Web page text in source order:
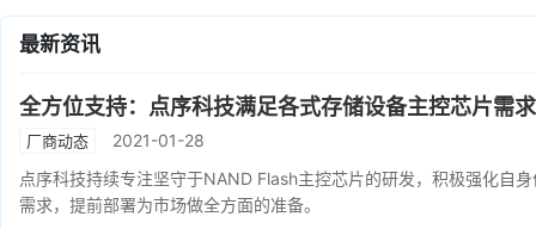
最新资讯
全方位支持：点序科技满足各式存储设备主控芯片需求
厂商动态
2021-01-28
点序科技持续专注坚守于NAND Flash主控芯片的研发，积极强化自
需求，提前部署为市场做全方面的准备。